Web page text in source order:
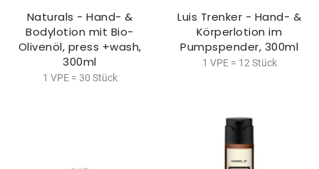
Naturals - Hand- &
Bodylotion mit Bio-
Olivenöl, press +wash,
300ml
1 VPE = 30 Stück
Luis Trenker - Hand- &
Körperlotion im
Pumpspender, 300ml
1 VPE = 12 Stück